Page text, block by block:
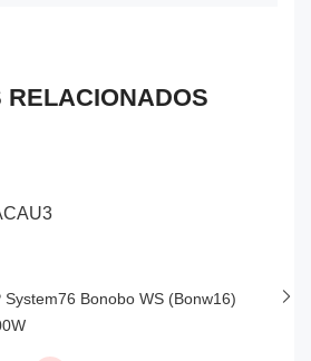
RELACIONADOS
Bonobo WS (bonw16)